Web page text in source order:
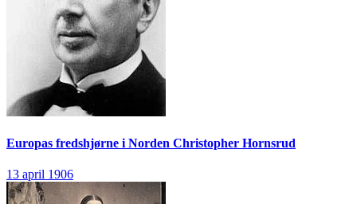
Europas fredshjørne i Norden Christopher Hornsrud
13 april 1906